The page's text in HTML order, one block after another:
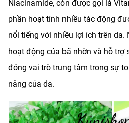
Niacinamide, còn được gọi là
phần hoạt tính nhiều tác động
nổi tiếng với nhiều lợi ích trên da.
hoạt động của bã nhờn và hỗ trợ
đóng vai trò trung tâm trong sự
năng của da.